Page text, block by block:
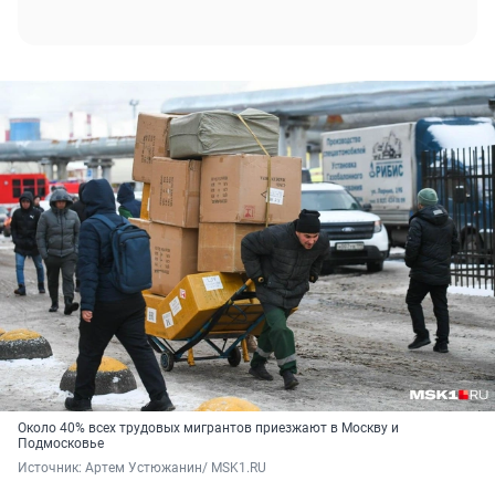
Около 40% всех трудовых мигрантов приезжают в Москву и
Подмосковье
Источник: Артем Устюжанин/ MSK1.RU